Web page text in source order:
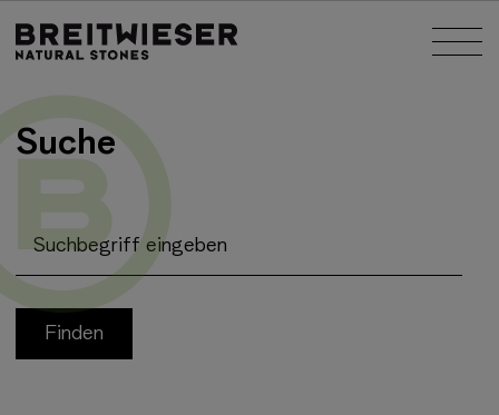
Springe zu:
Suche
Suchbegriff eingeben